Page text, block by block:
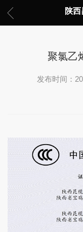
陕
聚氯乙
发布时间：